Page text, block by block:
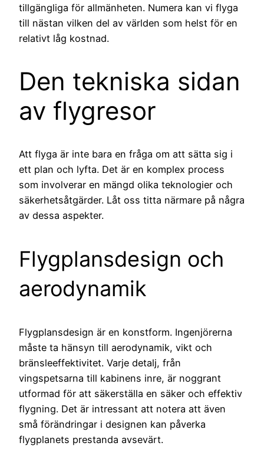
tillgängliga för allmänheten. Numera kan vi flyga
till nästan vilken del av världen som helst för en
relativt låg kostnad.
Den tekniska sidan
av flygresor
Att flyga är inte bara en fråga om att sätta sig i
ett plan och lyfta. Det är en komplex process
som involverar en mängd olika teknologier och
säkerhetsåtgärder. Låt oss titta närmare på några
av dessa aspekter.
Flygplansdesign och
aerodynamik
Flygplansdesign är en konstform. Ingenjörerna
måste ta hänsyn till aerodynamik, vikt och
bränsleeffektivitet. Varje detalj, från
vingspetsarna till kabinens inre, är noggrant
utformad för att säkerställa en säker och effektiv
flygning. Det är intressant att notera att även
små förändringar i designen kan påverka
flygplanets prestanda avsevärt.